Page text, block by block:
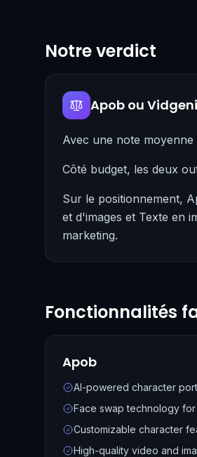
Notre verdict
Apob ou
Avec une note
Côté budget, les deux
Sur le positionnement,
et d'images et Texte en
marketing.
Fonctionnalités
Apob
AI-powered character
Face swap technology
Customizable character
High-quality video and